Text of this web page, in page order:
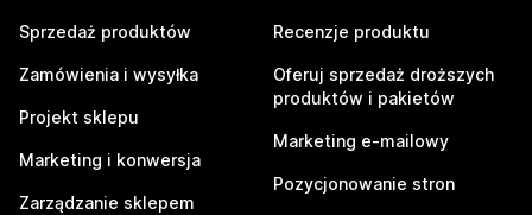
Sprzedaż produktów
Zamówienia i wysyłka
Projekt sklepu
Marketing i konwersja
Zarządzanie sklepem
Recenzje produktu
Oferuj sprzedaż droższych
produktów i pakietów
Marketing e-mailowy
Pozycjonowanie stron